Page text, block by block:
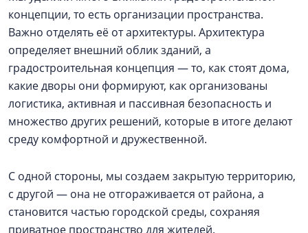
концепции, то есть организации пространства.
Важно отделять её от архитектуры. Архитектура
определяет внешний облик зданий, а
градостроительная концепция — то, как стоят дома,
какие дворы они формируют, как организованы
логистика, активная и пассивная безопасность и
множество других решений, которые в итоге делают
среду комфортной и дружественной.
С одной стороны, мы создаем закрытую территорию,
с другой — она не отгораживается от района, а
становится частью городской среды, сохраняя
приватное пространство для жителей.